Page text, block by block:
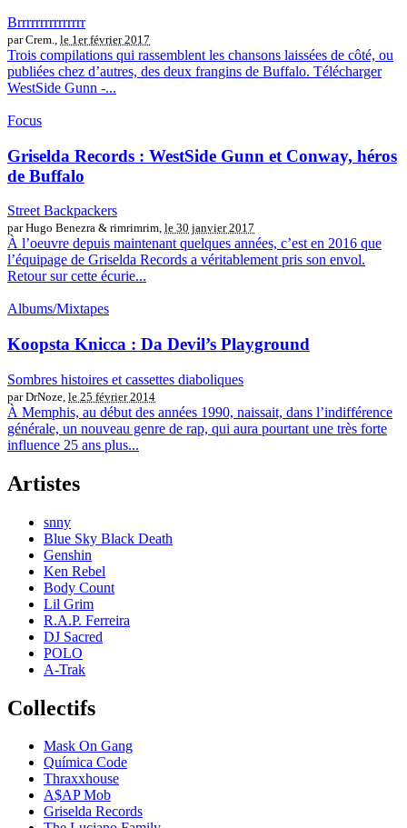
Brrrrrrrrrrrrrrr
par Crem., le 1er février 2017
Trois compilations qui rassemblent les chansons laissées de côté, ou
publiées chez d’autres, des deux frangins de Buffalo. Télécharger
WestSide Gunn -...
Focus
Griselda Records : WestSide Gunn et Conway, héros
de Buffalo
Street Backpackers
par Hugo Benezra & rimrimrim, le 30 janvier 2017
À l’oeuvre depuis maintenant quelques années, c’est en 2016 que
l’équipage de Griselda Records a véritablement pris son envol.
Retour sur cette écurie...
Albums/Mixtapes
Koopsta Knicca : Da Devil’s Playground
Sombres histoires et cassettes diaboliques
par DrNoze, le 25 février 2014
À Memphis, au début des années 1990, naissait, dans l’indifférence
générale, un nouveau genre de rap, qui aura pourtant une très forte
influence 25 ans plus...
Artistes
snny
Blue Sky Black Death
Genshin
Ken Rebel
Body Count
Lil Grim
R.A.P. Ferreira
DJ Sacred
POLO
A-Trak
Collectifs
Mask On Gang
Química Code
Thraxxhouse
A$AP Mob
Griselda Records